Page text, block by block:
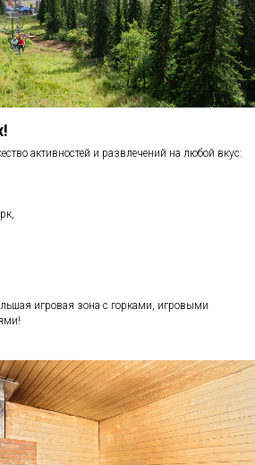
активностей и развлечений на любой вкус:
игровая зона с горками, игровыми